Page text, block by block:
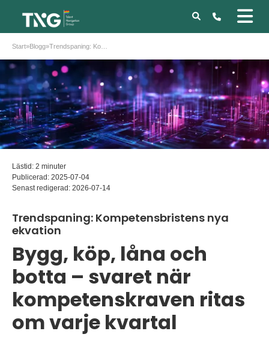
Start»Blogg»
Lästid: 2 minuter
Publicerad: 2025-07-04
Senast redigerad: 2026-07-14
Trendspaning: Kompetensbristens nya
ekvation
Bygg, köp, låna och
botta – svaret när
kompetenskraven ritas
om varje kvartal